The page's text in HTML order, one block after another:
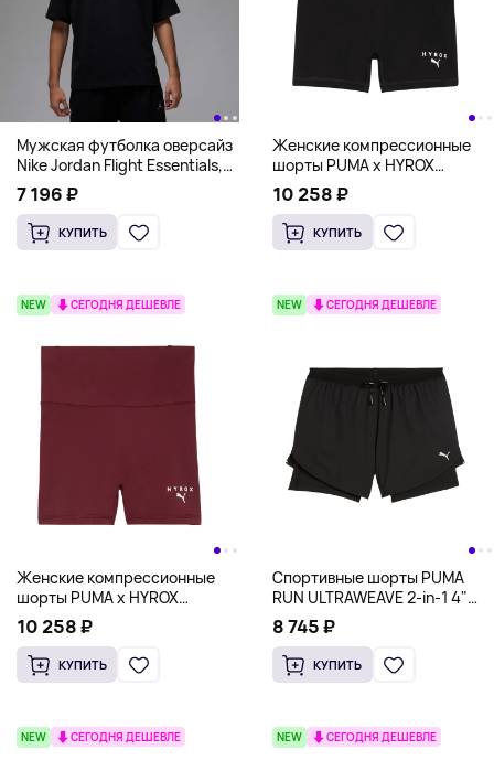
Мужская футболка оверсайз
Nike Jordan Flight Essentials,
черный
7 196 ₽
КУПИТЬ
Женские компрессионные
шорты PUMA x HYROX
SHAPELUXE 3" Tight Shorts
Women, черный
10 258 ₽
КУПИТЬ
NEW СЕГОДНЯ ДЕШЕВЛЕ
Женские компрессионные
шорты PUMA x HYROX
SHAPELUXE 3" Tight Shorts
Women, бордовый
10 258 ₽
КУПИТЬ
NEW СЕГОДНЯ ДЕШЕВЛЕ
Спортивные шорты PUMA
RUN ULTRAWEAVE 2-in-1 4"
Shorts Women, черный
8 745 ₽
КУПИТЬ
NEW СЕГОДНЯ ДЕШЕВЛЕ NEW СЕГОДНЯ ДЕШЕВЛЕ